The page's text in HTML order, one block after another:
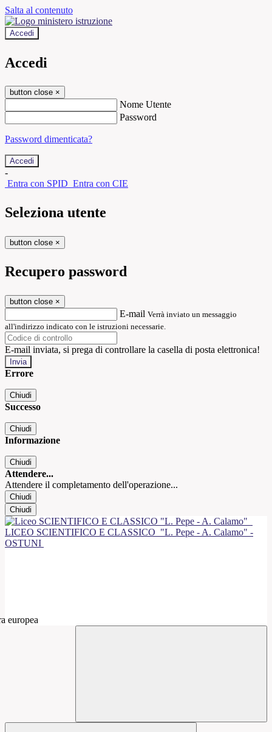
Salta al contenuto
Accedi
Accedi
button close ×
Nome Utente
Password
Password dimenticata?
-
Entra con SPID Entra con CIE
Seleziona utente
button close ×
Recupero password
button close ×
E-mail Verrà inviato un messaggio
all'indirizzo indicato con le istruzioni necessarie.
E-mail inviata, si prega di controllare la casella di posta elettronica!
Errore
Chiudi
Successo
Chiudi
Informazione
Chiudi
Attendere...
Attendere il completamento dell'operazione...
Chiudi
Chiudi
LICEO SCIENTIFICO E CLASSICO "L. Pepe - A. Calamo" -
OSTUNI